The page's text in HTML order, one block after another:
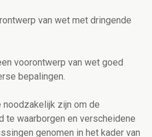
van wet met dringende
voorontwerp van wet goed
bepalingen.
noodzakelijk zijn om de
te waarborgen en verscheidene
genomen in het kader van